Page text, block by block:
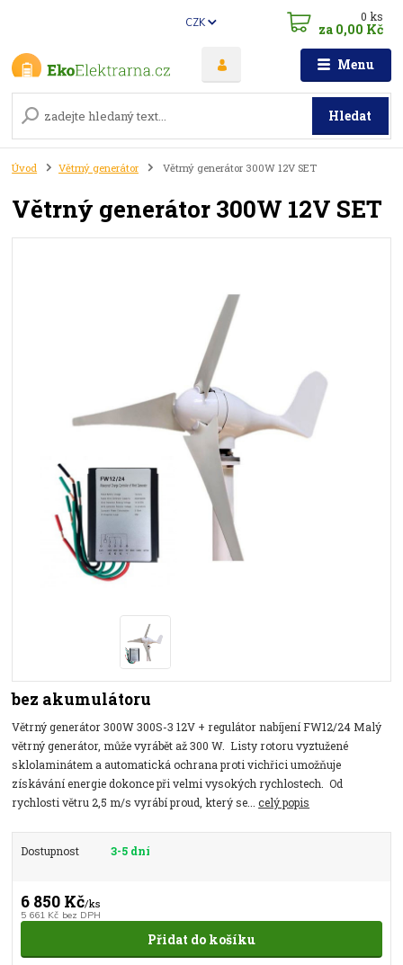
Menu
CZK
Hledat
0ks
za 0,00 Kč
Úvod Větrný generátor Větrný generátor 300W 12V SET
Větrný generátor 300W 12V SET
bez akumulátoru
Větrný generátor 300W 300S-3 12V + regulátor nabíjení FW12/24 Malý
větrný generátor, může vyrábět až 300 W. Listy rotoru vyztužené
sklolaminátem a automatická ochrana proti vichřici umožňuje
získávání energie dokonce při velmi vysokých rychlostech. Od
rychlosti větru 2,5 m/s vyrábí proud, který se...celý popis
Dostupnost 3-5 dní
6 850 Kč/ks
5 661 Kč bez DPH
Přidat do košíku